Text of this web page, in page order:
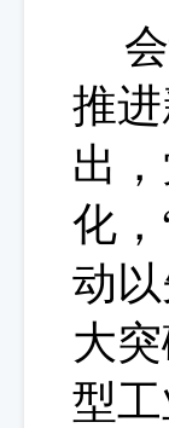
推
出
化
动
大
型